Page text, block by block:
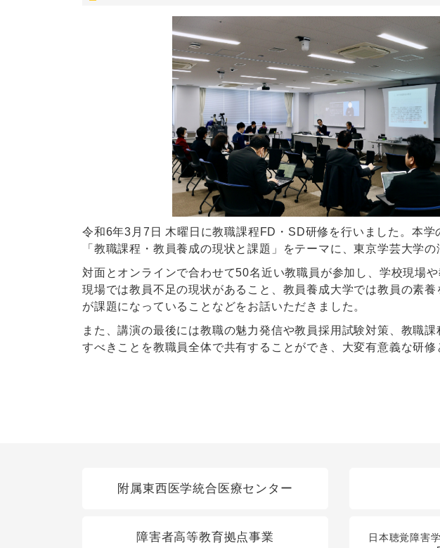
令和6年3月7日 木曜日に教職課程FD・SD研修を行いました。本
「教職課程・教員養成の現状と課題」をテーマに、東京学芸大学
対面とオンラインで合わせて50名近い教職員が参加し、学校現場
現場では教員不足の現状があること、教員養成大学では教員の素
が課題になっていることなどをお話いただきました。
また、講演の最後には教職の魅力発信や教員採用試験対策、教職
すべきことを教職員全体で共有することができ、大変有意義な研修
（障害者高等教育研究支援セ
附属東西医学統合医療センター
障害者高等教育拠点事業
日本聴覚障害